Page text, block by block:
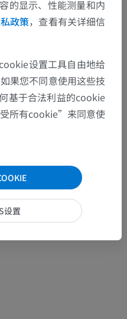
的显示、性能测量和内
政策，查看有关详细信
设置工具自由地给
果您不同意使用这些技
基于合法利益的cookie
所有cookie”来同意使
设置